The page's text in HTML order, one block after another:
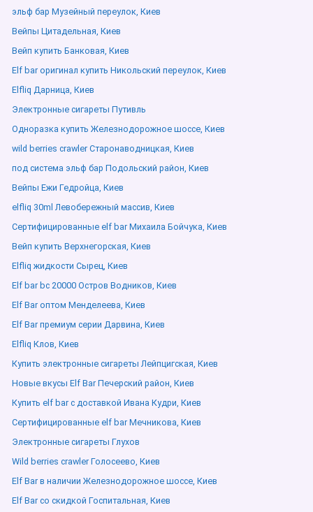
эльф бар Музейный переулок, Киев
Вейпы Цитадельная, Киев
Вейп купить Банковая, Киев
Elf bar оригинал купить Никольский переулок, Киев
Elfliq Дарница, Киев
Электронные сигареты Путивль
Одноразка купить Железнодорожное шоссе, Киев
wild berries crawler Старонаводницкая, Киев
под система эльф бар Подольский район, Киев
Вейпы Ежи Гедройца, Киев
elfliq 30ml Левобережный массив, Киев
Сертифицированные elf bar Михаила Бойчука, Киев
Вейп купить Верхнегорская, Киев
Elfliq жидкости Сырец, Киев
Elf bar bc 20000 Остров Водников, Киев
Elf Bar оптом Менделеева, Киев
Elf Bar премиум серии Дарвина, Киев
Elfliq Клов, Киев
Купить электронные сигареты Лейпцигская, Киев
Новые вкусы Elf Bar Печерский район, Киев
Купить elf bar с доставкой Ивана Кудри, Киев
Сертифицированные elf bar Мечникова, Киев
Электронные сигареты Глухов
Wild berries crawler Голосеево, Киев
Elf Bar в наличии Железнодорожное шоссе, Киев
Elf Bar со скидкой Госпитальная, Киев